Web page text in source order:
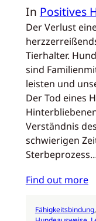
In Positives
Der Verlust
Tierhalter.
sind
leisten und
Der Tod eines
Verständnis
schwierigen
Find out more
Fähigkeitsbindung,